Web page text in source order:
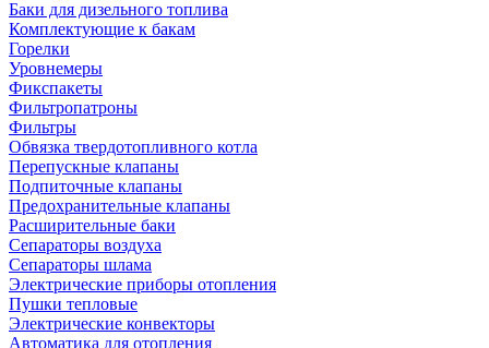
Баки для дизельного топлива
Комплектующие к бакам
Горелки
Уровнемеры
Фикспакеты
Фильтропатроны
Фильтры
Обвязка твердотопливного котла
Перепускные клапаны
Подпиточные клапаны
Предохранительные клапаны
Расширительные баки
Сепараторы воздуха
Сепараторы шлама
Электрические приборы отопления
Пушки тепловые
Электрические конвекторы
Автоматика для отопления